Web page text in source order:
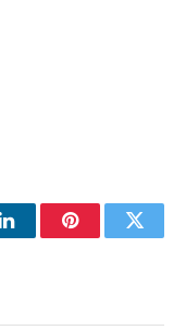
LinkedInPinterest